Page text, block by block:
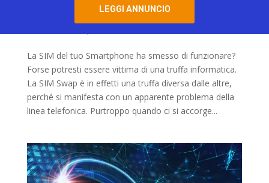
LEGGI ANNUNCIO
Cyber Card #21 – Sim Swap la truffa che svuota
La SIM del tuo Smartphone ha smesso di funzionare?
Forse potresti essere vittima di una truffa informatica.
La SIM Swap è in effetti una truffa diversa dalle altre,
perché si manifesta con un apparente problema della
linea telefonica. Purtroppo quando ci si accorge...